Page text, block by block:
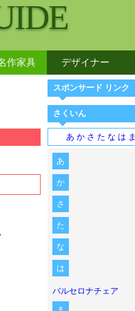
作家具 デザイナー
スポンサード リンク
さくいん
あ か さ た な は ま
あ
か
さ
た
な
は
バルセロナチェア